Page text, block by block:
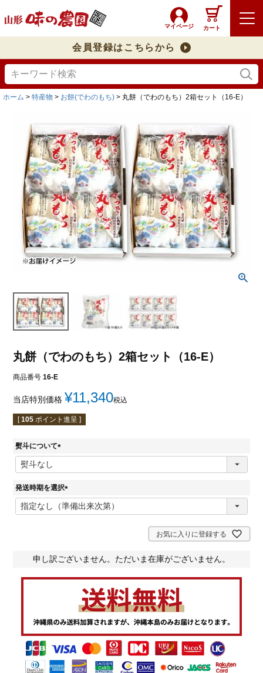
マイページ カート
会員登録はこちらから
ホーム 特産物 お餅(でわのもち) 丸餅（でわのもち）2箱セット（16-E）
丸餅（でわのもち）2箱セット（16-E）
商品番号 16-E
当店特別価格 ¥11,340税込
[ 105 ポイント進呈 ]
熨斗について
(
)
発送時期を選択
(
必
お気に入りに登録する
申し訳ございません。ただいま在庫がございません。